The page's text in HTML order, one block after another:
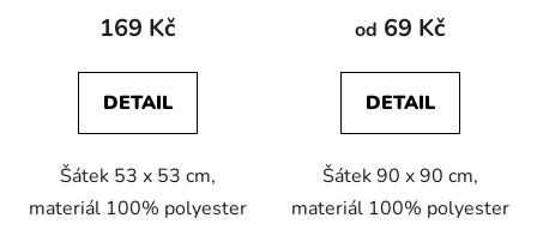
169 Kč
DETAIL
Šátek 53 x 53 cm,
materiál 100% polyester
od 69 Kč
DETAIL
Šátek 90 x 90 cm,
materiál 100% polyester